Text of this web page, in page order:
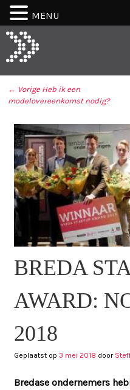
BERICHT
← VorigeHeb ik een
modelovereenkomst nodig?
BREDA
AWARD:
2018
Geplaatst op 3 mei 2018 door
Bredase ondernemers
MENU